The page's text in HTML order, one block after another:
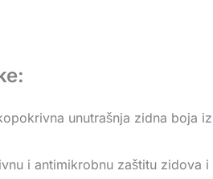
unutrašnja zidna boja
i antimikrobnu zaštitu zidova i